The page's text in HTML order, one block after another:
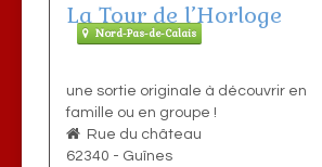
La Tour de l’Horloge
Nord-Pas-de-Calais
une sortie originale à découvrir en
famille ou en groupe !
Rue du château
62340 - Guînes